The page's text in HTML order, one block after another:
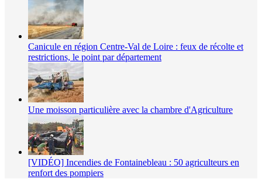
Canicule en région Centre-Val de Loire : feux de récolte et
restrictions, le point par département
Une moisson particulière avec la chambre d'Agriculture
[VIDÉO] Incendies de Fontainebleau : 50 agriculteurs en
renfort des pompiers